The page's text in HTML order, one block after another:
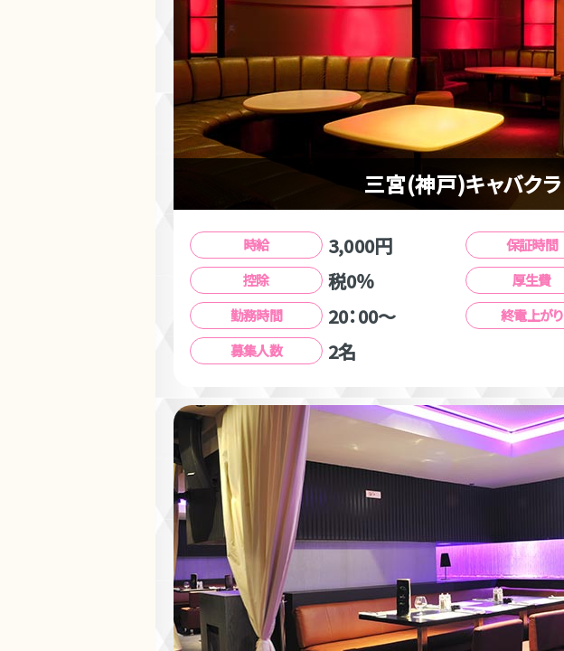
三宮(神戸)キャバクラ
時給 3,000円 保証時間
控除 税0％ 厚生費
勤務時間 20：00～ 終電上がり
募集人数 2名